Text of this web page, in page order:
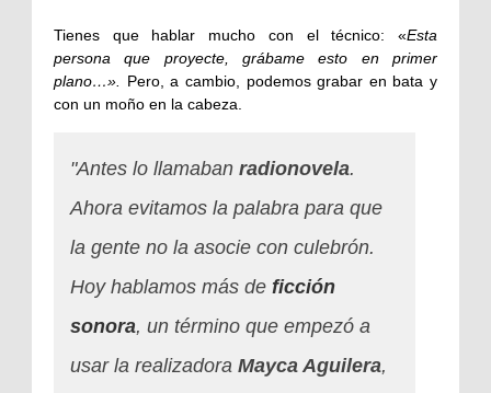
Tienes que hablar mucho con el técnico: «Esta
persona que proyecte, grábame esto en primer
plano…». Pero, a cambio, podemos grabar en bata y
con un moño en la cabeza.
"Antes lo llamaban radionovela.
Ahora evitamos la palabra para que
la gente no la asocie con culebrón.
Hoy hablamos más de ficción
sonora, un término que empezó a
usar la realizadora Mayca Aguilera,